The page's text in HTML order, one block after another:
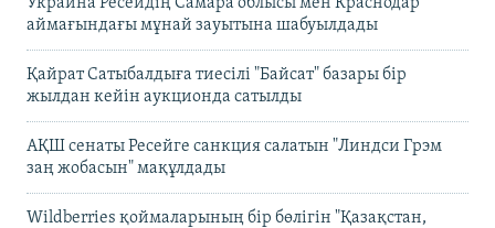
аймағындағы мұнай зауытына шабуылдады
Қайрат Сатыбалдыға тиесілі "Байсат" базары бір
жылдан кейін аукционда сатылды
АҚШ сенаты Ресейге санкция салатын "Линдси Грэм
заң жобасын" мақұлдады
Wildberries қоймаларының бір бөлігін "Қазақстан,